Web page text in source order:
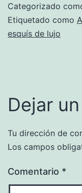
Categorizado
Etiquetado como
esquís de lujo
Dejar
Tu dirección de
Los campos
Comentario *